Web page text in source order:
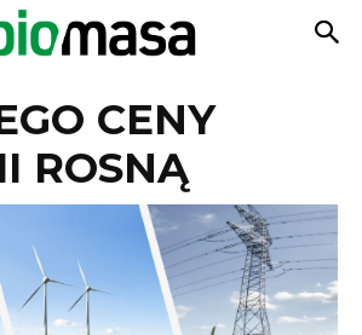
CENY
ROSNĄ